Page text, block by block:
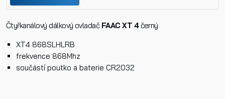
Čtyřkanálový dálkový ovladač FAAC XT 4černý
XT4 868SLHLRB
frekvence 868Mhz
součástí poutko a baterie CR2032
Jméno
Příjmení